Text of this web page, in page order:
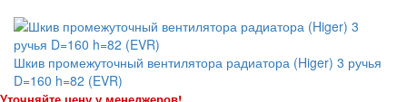
Шкив промежуточный вентилятора радиатора (Higer) 3 ручья
D=160 h=82 (EVR)